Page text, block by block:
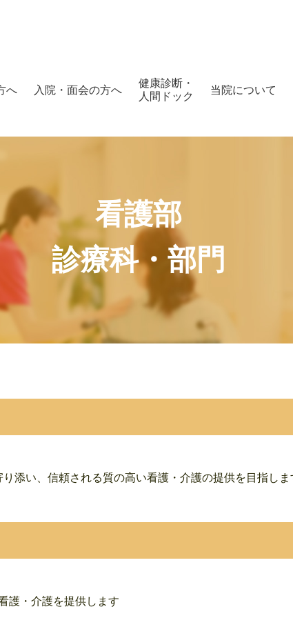
へ 入院・面会の方へ
健康診断・
人間ドック
当院について
看護部
診療科・部門
添い、信頼される質の高い看護・介護の提供を目指しま
護・介護を提供します